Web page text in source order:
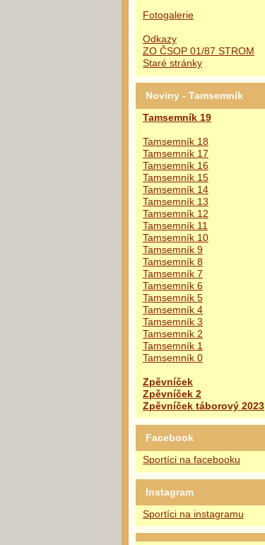
Fotogalerie
Odkazy
ZO ČSOP 01/87 STROM
Staré stránky
Noviny - Tamsemník
Tamsemník 19
Tamsemník 18
Tamsemník 17
Tamsemník 16
Tamsemník 15
Tamsemník 14
Tamsemník 13
Tamsemník 12
Tamsemník 11
Tamsemník 10
Tamsemník 9
Tamsemník 8
Tamsemník 7
Tamsemník 6
Tamsemník 5
Tamsemník 4
Tamsemník 3
Tamsemník 2
Tamsemník 1
Tamsemník 0
Zpěvníček
Zpěvníček 2
Zpěvníček táborový 2023
Facebook
Sportíci na facebooku
Instagram
Sportíci na instagramu